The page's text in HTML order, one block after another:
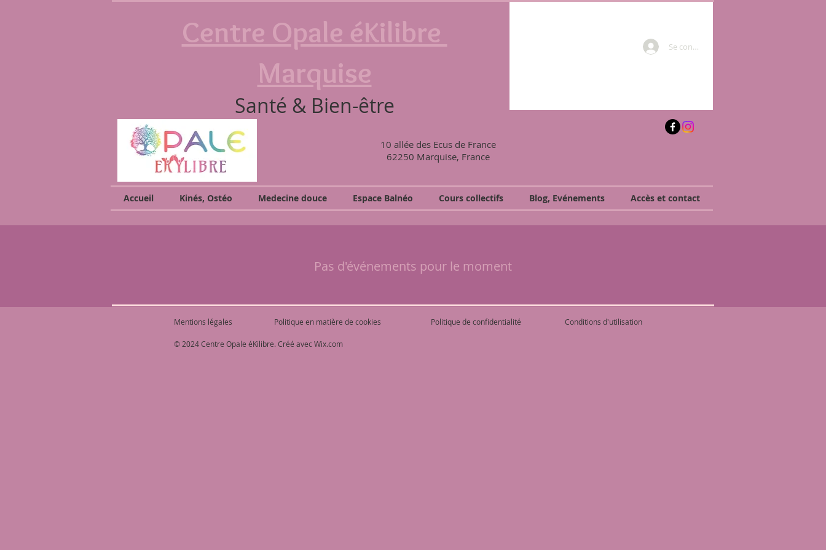
Centre Opale éKilibre
Marquise
Santé & Bien-être
Se connecter
10 allée des Ecus de France
62250 Marquise, France
Accueil Kinés, Ostéo Medecine douce Espace Balnéo Cours collectifs Blog, Evénements Accès et contact
Pas d'événements pour le moment
Mentions légales Politique en matière de cookies Politique de confidentialité Conditions d'utilisation
© 2024 Centre Opale éKilibre. Créé avec Wix.com